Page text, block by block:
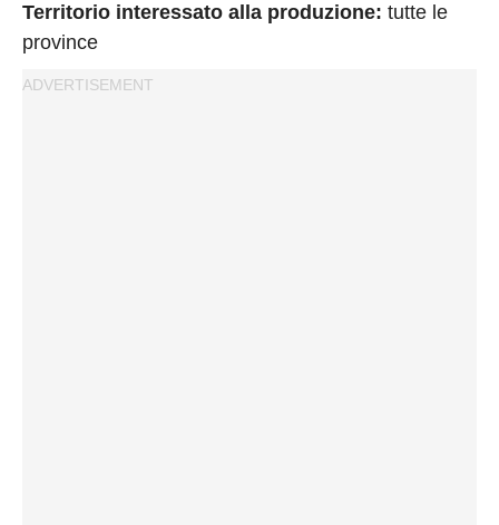
Territorio interessato alla produzione: tutte le
province